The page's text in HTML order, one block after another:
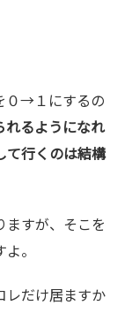
０→１にするの
れるようになれ
行くのは結構
ますが、そこを
。
レだけ居ますか